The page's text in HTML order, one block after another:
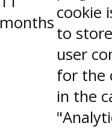
monthscookie
to
user
for the
in the